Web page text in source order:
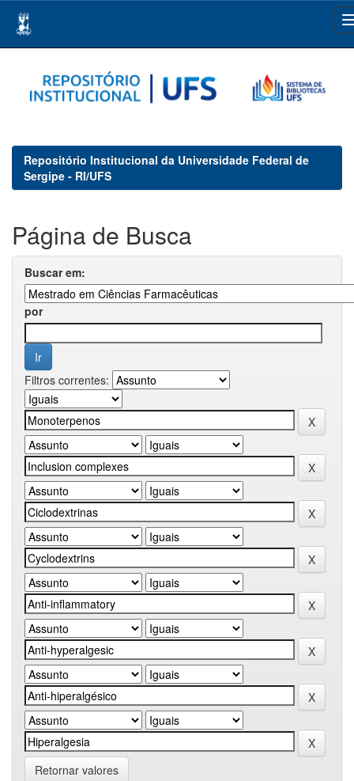
navigation
Repositório Institucional da Universidade Federal de
Sergipe - RI/UFS
Página de Busca
Buscar em:
por
Filtros correntes:
Retornar valores